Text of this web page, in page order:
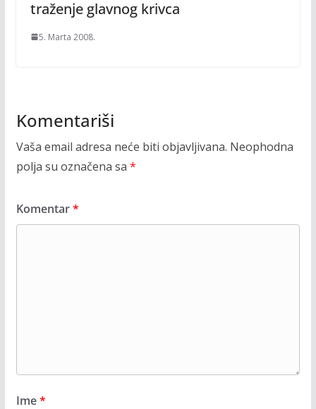
traženje glavnog krivca
5. Marta 2008.
Komentariši
Vaša email adresa neće biti objavljivana. Neophodna
polja su označena sa *
Komentar*
Ime*